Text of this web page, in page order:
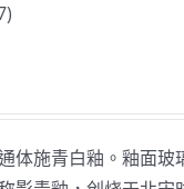
体施青白釉。釉面